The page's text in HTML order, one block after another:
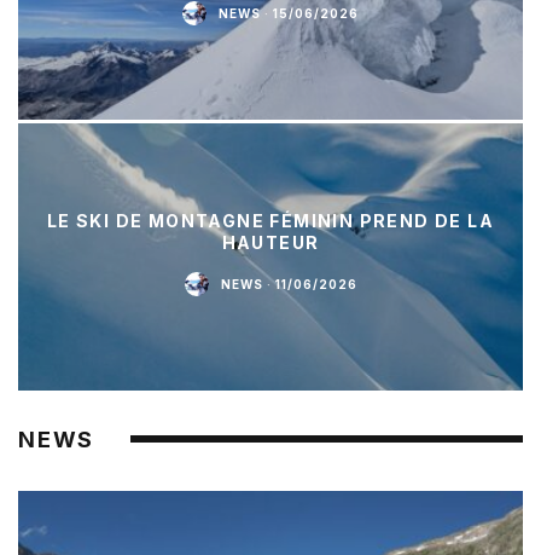
NEWS · 15/06/2026
LE SKI DE MONTAGNE FÉMININ PREND DE LA
HAUTEUR
NEWS · 11/06/2026
NEWS